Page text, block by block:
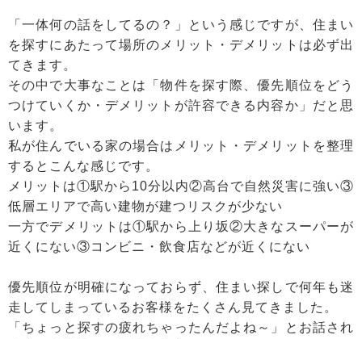
「一体何の話をしてるの？」という感じですが、住まい
を探すにあたって場所のメリット・デメリットは必ず出
てきます。
その中で大事なことは「物件を探す際、優先順位をどう
つけていくか・デメリットが許容できる内容か」だと思
います。
私が住んでいる家の場合はメリット・デメリットを整理
するとこんな感じです。
メリットは①駅から10分以内②高台で自然災害に強い③
低層エリアで高い建物が建つリスクが少ない
一方でデメリットは①駅から上り坂②大きなスーパーが
近くにない③コンビニ・飲食店などが近くにない
優先順位が明確になっておらず、住まい探しで何年も迷
走してしまっているお客様をたくさん見てきました。
「ちょっと探すの疲れちゃったんだよね～」とお話され